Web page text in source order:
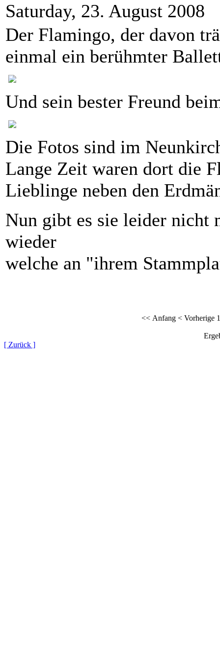
Saturday, 23. August 2008
Der Flamingo, der davon
einmal ein berühmter
Und sein bester Freund
Die Fotos sind im
Lange Zeit waren dort die
Lieblinge neben den
Nun gibt es sie leider nicht
wieder
welche an "ihrem
<< Anfang < Vorherige 1
[ Zurück ]